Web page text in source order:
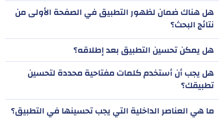
هل هناك ضمان لظهور التطبيق في الصفحة الأولى من
نتائج البحث؟
هل يمكن تحسين التطبيق بعد إطلاقه؟
هل يجب أن أستخدم كلمات مفتاحية محددة لتحسين
تطبيقك؟
ما هي العناصر الداخلية التي يجب تحسينها في التطبيق؟